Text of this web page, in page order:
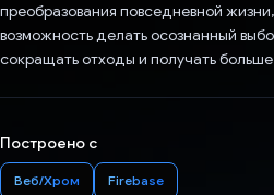
преобразования повседневной
возможность делать осознанный
сокращать отходы и получать больше
Построено с
Веб/Хром Firebase